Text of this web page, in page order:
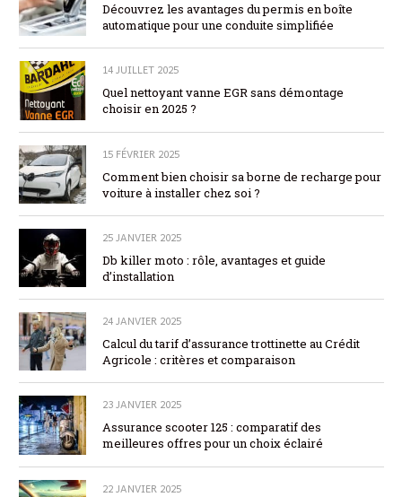
Découvrez les avantages du permis en boîte
automatique pour une conduite simplifiée
14 JUILLET 2025
Quel nettoyant vanne EGR sans démontage
choisir en 2025 ?
15 FÉVRIER 2025
Comment bien choisir sa borne de recharge pour
voiture à installer chez soi ?
25 JANVIER 2025
Db killer moto : rôle, avantages et guide
d’installation
24 JANVIER 2025
Calcul du tarif d’assurance trottinette au Crédit
Agricole : critères et comparaison
23 JANVIER 2025
Assurance scooter 125 : comparatif des
meilleures offres pour un choix éclairé
22 JANVIER 2025